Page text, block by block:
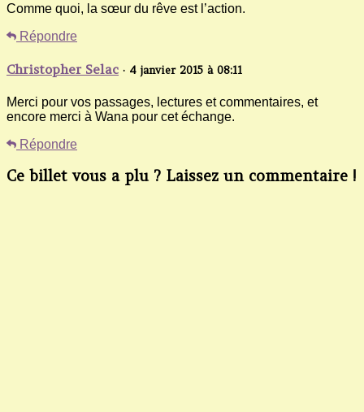
Comme quoi, la sœur du rêve est l’action.
Répondre
Christopher Selac · 4 janvier 2015 à 08:11
Merci pour vos passages, lectures et commentaires, et
encore merci à Wana pour cet échange.
Répondre
Ce billet vous a plu ? Laissez un commentaire !